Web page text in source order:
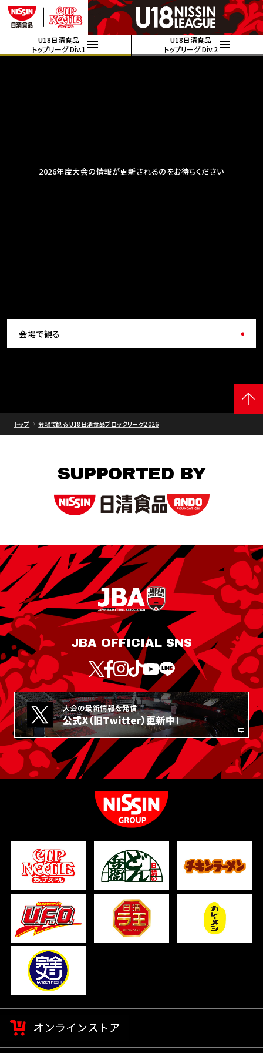
U18日清食品
トップリーグ Div.1
U18日清食品
トップリーグ Div.2
2026年度大会の情報が更新されるのをお待ちください
会場で観る
トップ 会場で観る U18日清食品ブロックリーグ2026
SUPPORTED BY
JBA OFFICIAL SNS